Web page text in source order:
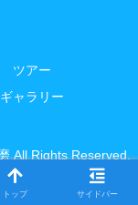
ツアー
ギャラリー
All Rights Reserved.
トップ サイドバー